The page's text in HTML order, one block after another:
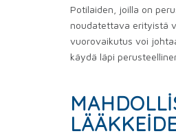
Potilaiden, joilla on
noudatettava erityistä
vuorovaikutus voi
käydä läpi